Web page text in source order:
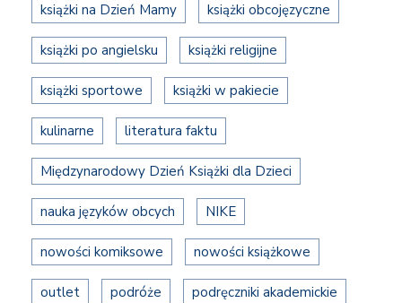
książki na Dzień Mamy książki obcojęzyczne
książki po angielsku książki religijne
książki sportowe książki w pakiecie
kulinarne literatura faktu
Międzynarodowy Dzień Książki dla Dzieci
nauka języków obcych NIKE
nowości komiksowe nowości książkowe
outlet podróże podręczniki akademickie